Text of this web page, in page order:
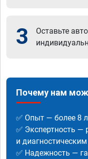
3
Оставьте
Почему нам
✅ Опыт — более 8
✅ Экспертность
и
✅ Надежность —